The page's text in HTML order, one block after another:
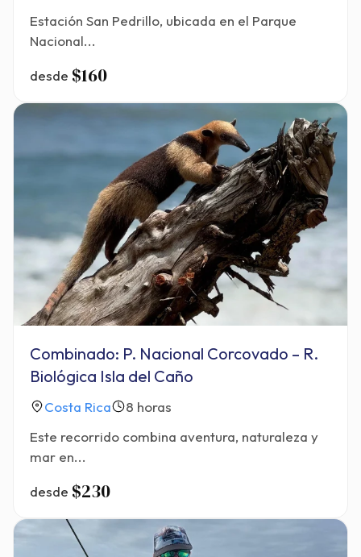
Estación San Pedrillo, ubicada en el Parque
Nacional...
desde $160
Combinado: P. Nacional Corcovado – R.
Biológica Isla del Caño
Costa Rica
8 horas
Este recorrido combina aventura, naturaleza y
mar en...
desde $230